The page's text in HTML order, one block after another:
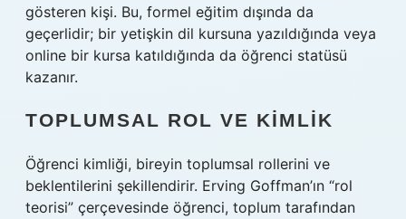
gösteren kişi. Bu, formel eğitim dışında da
geçerlidir; bir yetişkin dil kursuna yazıldığında veya
online bir kursa katıldığında da öğrenci statüsü
kazanır.
TOPLUMSAL ROL VE KIMLIK
Öğrenci kimliği, bireyin toplumsal rollerini ve
beklentilerini şekillendirir. Erving Goffman’ın “rol
teorisi” çerçevesinde öğrenci, toplum tarafından